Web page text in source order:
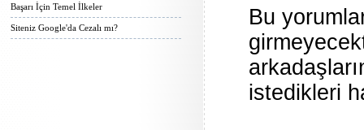
Başarı İçin Temel İlkeler
Siteniz Google'da Cezalı mı?
Bu
istedikleri